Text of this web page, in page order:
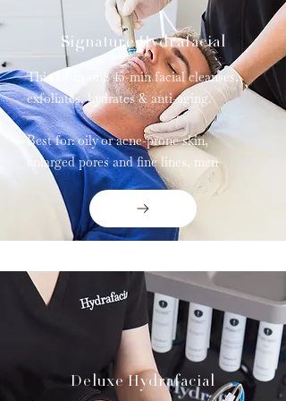
Signature Hydrafacial
This all-in-one 45-min facial cleanses,
exfoliates, hydrates & anti-aging.
Best for: oily or acne-prone skin,
enlarged pores and fine lines, men
Deluxe Hydrafacial